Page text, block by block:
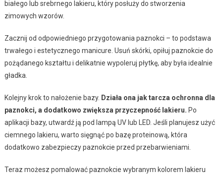
białego lub srebrnego lakieru, który posłuży do stworzenia
zimowych wzorów.
Zacznij od odpowiedniego przygotowania paznokci – to podstawa
trwałego i estetycznego manicure. Usuń skórki, opiłuj paznokcie do
pożądanego kształtu i delikatnie wypoleruj płytkę, aby była idealnie
gładka.
Kolejny krok to nałożenie bazy. Działa ona jak tarcza ochronna dla
paznokci, a dodatkowo zwiększa przyczepność lakieru. Po
aplikacji bazy, utwardź ją pod lampą UV lub LED. Jeśli planujesz użyć
ciemnego lakieru, warto sięgnąć po bazę proteinową, która
dodatkowo zabezpieczy paznokcie przed przebarwieniami.
Teraz możesz pomalować paznokcie wybranym kolorem lakieru